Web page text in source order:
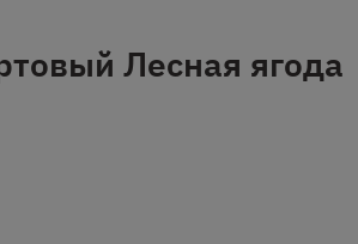
Лесная ягода